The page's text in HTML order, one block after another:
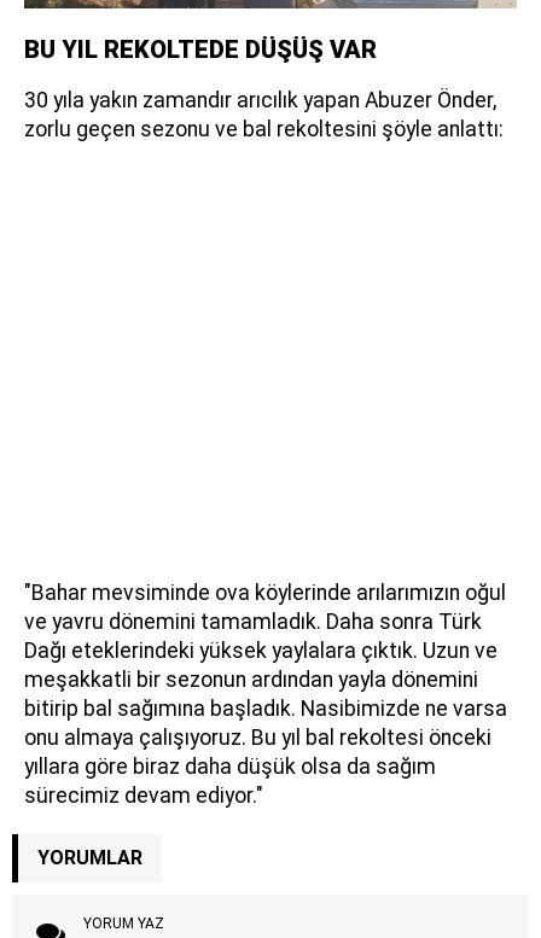
BU YIL REKOLTEDE DÜŞÜŞ VAR
30 yıla yakın zamandır arıcılık yapan Abuzer Önder,
zorlu geçen sezonu ve bal rekoltesini şöyle anlattı:
"Bahar mevsiminde ova köylerinde arılarımızın oğul
ve yavru dönemini tamamladık. Daha sonra Türk
Dağı eteklerindeki yüksek yaylalara çıktık. Uzun ve
meşakkatli bir sezonun ardından yayla dönemini
bitirip bal sağımına başladık. Nasibimizde ne varsa
onu almaya çalışıyoruz. Bu yıl bal rekoltesi önceki
yıllara göre biraz daha düşük olsa da sağım
sürecimiz devam ediyor."
YORUMLAR
YORUM YAZ